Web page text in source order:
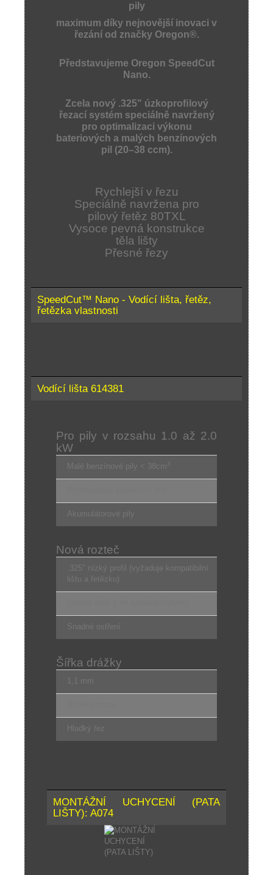
pily
maximum díky nejnovější inovaci v
řezání od značky Oregon®.
Představujeme Oregon SpeedCut
Nano.
Zcela nový .325" úzkoproﬁlový
řezací systém speciálně navržený
pro optimalizaci výkonu
bateriových a malých benzínových
pil (20–38 ccm).
Rychlejší v řezu
Speciálně navržena pro
pilový řetěz 80TXL
Vysoce pevná konstrukce
těla lišty
Přesné řezy
SpeedCut™ Nano - Vodící lišta, řetěz,
řetězka vlastnosti
Vodící lišta 614381
Pro pily v rozsahu 1.0 až 2.0
kW
Malé benzínové pily < 38cm
Akumulátorové pily
Nová rozteč
.325" nízký profil (vyžaduje kompatibilní
lištu a řetězku)
Snadné ostření
Šířka drážky
1,1 mm
Hladký řez
MONTÁŽNÍ UCHYCENÍ (PATA
LIŠTY): A074